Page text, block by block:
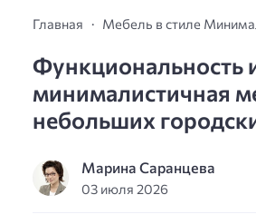
Главная Мебель в стиле
Функциональность
минималистичная
небольших
Марина Саранцева
03 июля 2026